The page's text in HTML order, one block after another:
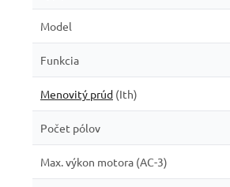
Model
Funkcia
Menovitý prúd (Ith)
Počet pólov
Max. výkon motora (AC-3)